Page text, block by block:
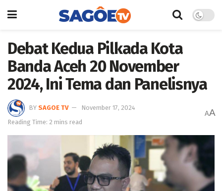
Debat Kedua Pilkada Kota
Banda Aceh 20 November
2024, Ini Tema dan Panelisnya
BY SAGOE TV
November 17, 2024
Reading Time: 2 mins read
AA